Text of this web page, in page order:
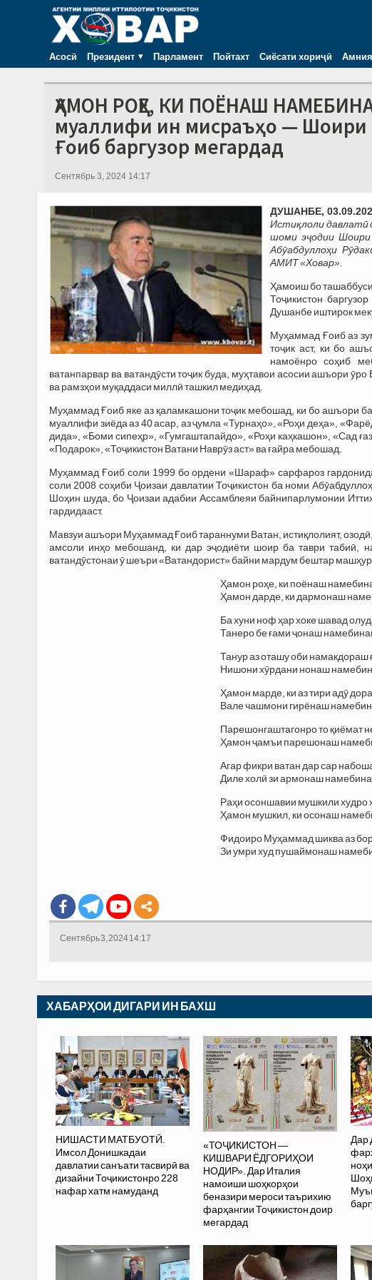
Асосӣ Президент Парламент Пойтахт Сиёсати хориҷӣ
ҲАМОН РОҲЕ, КИ ПОЁНАШ
муаллифи ин мисраъҳо — Шоири
Ғоиб баргузор мегардад
Сентябрь 3, 2024 14:17
ДУШАНБЕ,
Истиқлоли давлатӣ
шоми эҷодии Шоири
Абӯабдуллоҳи
АМИТ «Ховар».
Ҳамоиш бо ташаббуси
Тоҷикистон
Душанбе иштирок
Муҳаммад Ғоиб аз
тоҷик аст, ки бо
намоёнро соҳиб
ватанпарвар ва ватандӯсти тоҷик буда, муҳтавои асосии ашъори
ва рамзҳои муқаддаси миллӣ ташкил медиҳад.
Муҳаммад Ғоиб яке аз қаламкашони тоҷик мебошад, ки бо ашъори
муаллифи зиёда аз 40 асар, аз ҷумла «Турнаҳо», «Роҳи деҳа»,
дида», «Боми сипеҳр», «Гумгаштапайдо», «Роҳи каҳкашон», «Сад
«Подарок», «Тоҷикистон Ватани Наврӯз аст» ва ғайра мебошад.
Муҳаммад Ғоиб соли 1999 бо ордени «Шараф» сарфароз
соли 2008 соҳиби Ҷоизаи давлатии Тоҷикистон ба номи
Шоҳин шуда, бо Ҷоизаи адабии Ассамблеяи байнипарлумонии
гардидааст.
Мавзуи ашъори Муҳаммад Ғоиб тараннуми Ватан, истиқлолият,
амсоли инҳо мебошанд, ки дар эҷодиёти шоир ба таври
ватандӯстонаи ӯ шеъри «Ватандорист» байни мардум бештар машҳур
Ҳамон роҳе, ки поёнаш
Ҳамон дарде, ки дармонаш
Ба хуни ноф ҳар хоке шавад
Танеро бе ғами ҷонаш
Танур аз оташу оби намакдораш
Нишони хӯрдани нонаш
Ҳамон марде, ки аз тири адӯ
Вале чашмони гирёнаш
Парешонгаштагонро то қиёмат
Ҳамон ҷамъи парешонаш
Агар фикри ватан дар сар
Диле холӣ зи армонаш
Раҳи осоншавии мушкили худро
Ҳамон мушкил, ки осонаш
Фидоиро Муҳаммад шиква аз
Зи умри худ пушаймонаш
Сентябрь 3, 2024 14:17
ХАБАРҲОИ ДИГАРИ ИН БАХШ
НИШАСТИ МАТБУОТӢ.
Имсол Донишкадаи
давлатии санъати тасвирӣ ва
дизайни Тоҷикистонро 228
нафар хатм намуданд
«ТОҶИКИСТОН —
КИШВАРИ ЁДГОРИҲОИ
НОДИР». Дар Италия
намоиши шоҳкорҳои
беназири мероси таърихию
фарҳангии Тоҷикистон доир
мегардад
Дар